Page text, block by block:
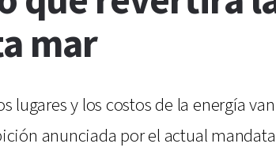
mar
lugares y los costos de la energía
anunciada por el actual